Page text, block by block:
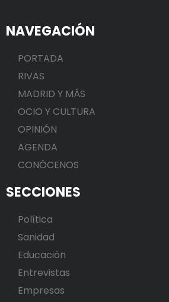
NAVEGACIÓN
PORTADA
RIVAS
MADRID Y MÁS
OCIO Y CULTURA
OPINIÓN
AGENDA
CONÓCENOS
SECCIONES
Política
Sanidad
Educación
Entrevistas
Empresas